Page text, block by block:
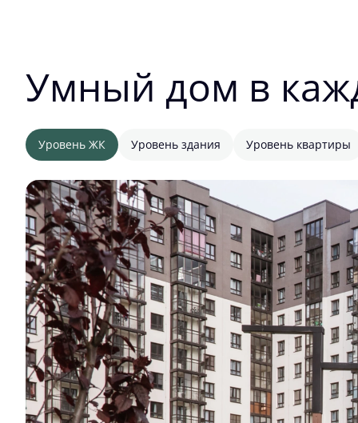
Умный дом в
Уровень ЖК Уровень здания Уровень квартиры